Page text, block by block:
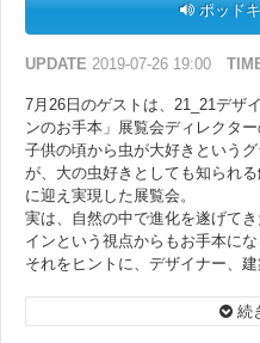
ポッド
UPDATE 2019-07-26 19:00
7月26日のゲストは、21_21デ
ンのお手本」展覧会ディレクター
子供の頃から虫が大好きという
が、大の虫好きとしても知られ
に迎え実現した展覧会。
実は、自然の中で進化を遂げて
インという視点からもお手本にな
それをヒントに、デザイナー、
が出来なかった虫の世界、その
覧会は11月4日まで開催中）
続